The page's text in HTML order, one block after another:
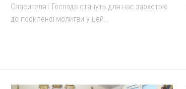
Спасителя і Господа стануть для нас заохотою
до посиленої молитви у цей...